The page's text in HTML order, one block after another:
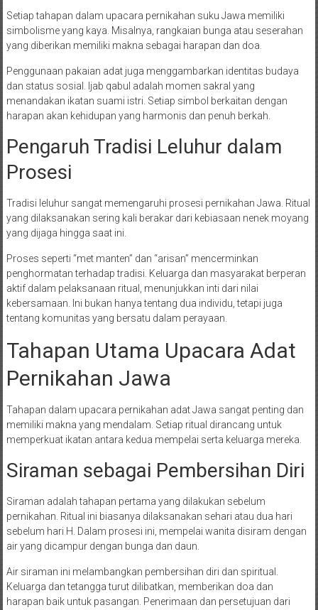
Setiap tahapan dalam upacara pernikahan suku Jawa memiliki
simbolisme yang kaya. Misalnya, rangkaian bunga atau seserahan
yang diberikan memiliki makna sebagai harapan dan doa.
Penggunaan pakaian adat juga menggambarkan identitas budaya
dan status sosial. Ijab qabul adalah momen sakral yang
menandakan ikatan suami istri. Setiap simbol berkaitan dengan
harapan akan kehidupan yang harmonis dan penuh berkah.
Pengaruh Tradisi Leluhur dalam
Prosesi
Tradisi leluhur sangat memengaruhi prosesi pernikahan Jawa. Ritual
yang dilaksanakan sering kali berakar dari kebiasaan nenek moyang
yang dijaga hingga saat ini.
Proses seperti “met manten” dan “arisan” mencerminkan
penghormatan terhadap tradisi. Keluarga dan masyarakat berperan
aktif dalam pelaksanaan ritual, menunjukkan inti dari nilai
kebersamaan. Ini bukan hanya tentang dua individu, tetapi juga
tentang komunitas yang bersatu dalam perayaan.
Tahapan Utama Upacara Adat
Pernikahan Jawa
Tahapan dalam upacara pernikahan adat Jawa sangat penting dan
memiliki makna yang mendalam. Setiap ritual dirancang untuk
memperkuat ikatan antara kedua mempelai serta keluarga mereka.
Siraman sebagai Pembersihan Diri
Siraman adalah tahapan pertama yang dilakukan sebelum
pernikahan. Ritual ini biasanya dilaksanakan sehari atau dua hari
sebelum hari H. Dalam prosesi ini, mempelai wanita disiram dengan
air yang dicampur dengan bunga dan daun.
Air siraman ini melambangkan pembersihan diri dan spiritual.
Keluarga dan tetangga turut dilibatkan, memberikan doa dan
harapan baik untuk pasangan. Penerimaan dan persetujuan dari